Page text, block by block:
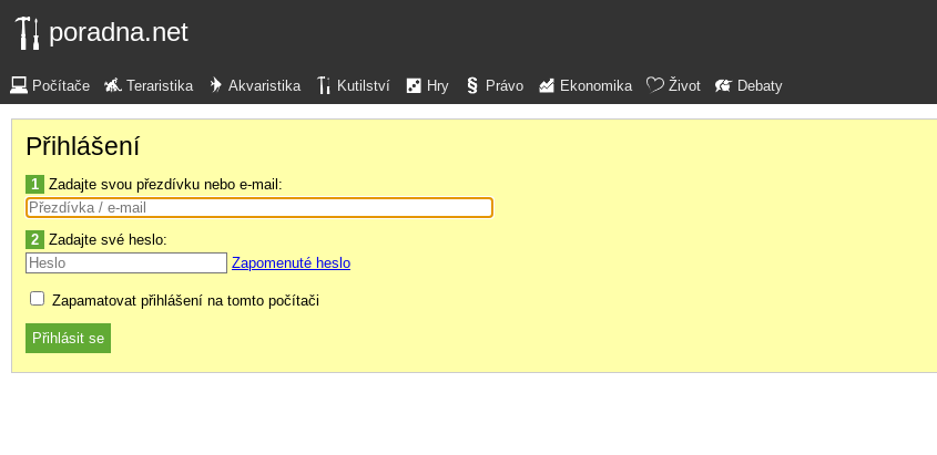
poradna.net
Počítače Teraristika Akvaristika Kutilství Hry Právo Ekonomika Život Debaty
Přihlášení
1 Zadajte svou přezdívku nebo e-mail:
2 Zadajte své heslo:
Zapomenuté heslo
Zapamatovat přihlášení na tomto počítači